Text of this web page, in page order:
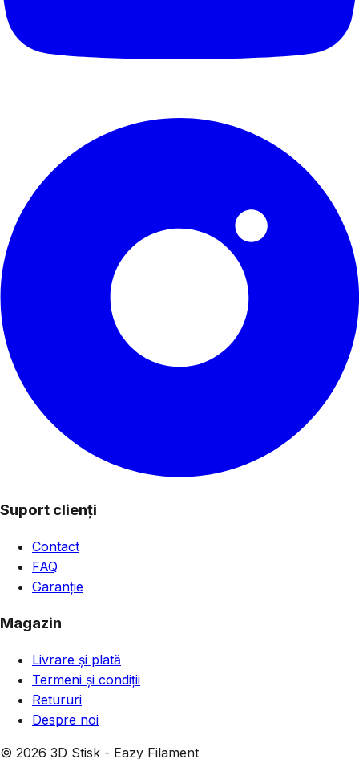
Suport clienți
Contact
FAQ
Garanție
Magazin
Livrare și plată
Termeni și condiții
Retururi
Despre noi
© 2026 3D Stisk - Eazy Filament